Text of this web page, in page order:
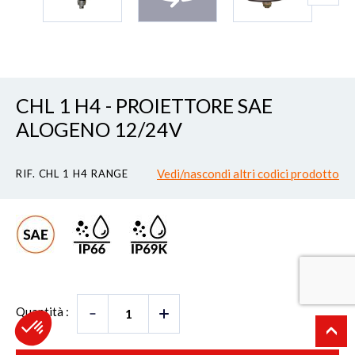
CHL 1 H4 - PROIETTORE SAE
ALOGENO 12/24V
RIF. CHL 1 H4 RANGE Vedi/nascondi altri codici prodotto
Quantità :